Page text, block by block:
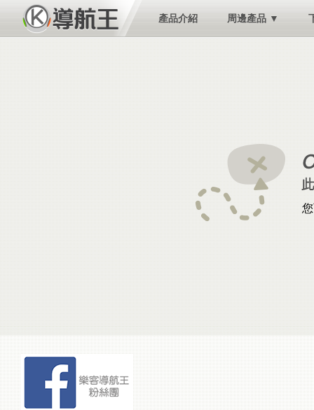
產品介紹 周邊產品 ▼